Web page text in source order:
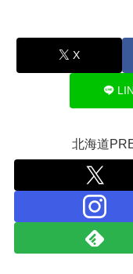
X
北海道